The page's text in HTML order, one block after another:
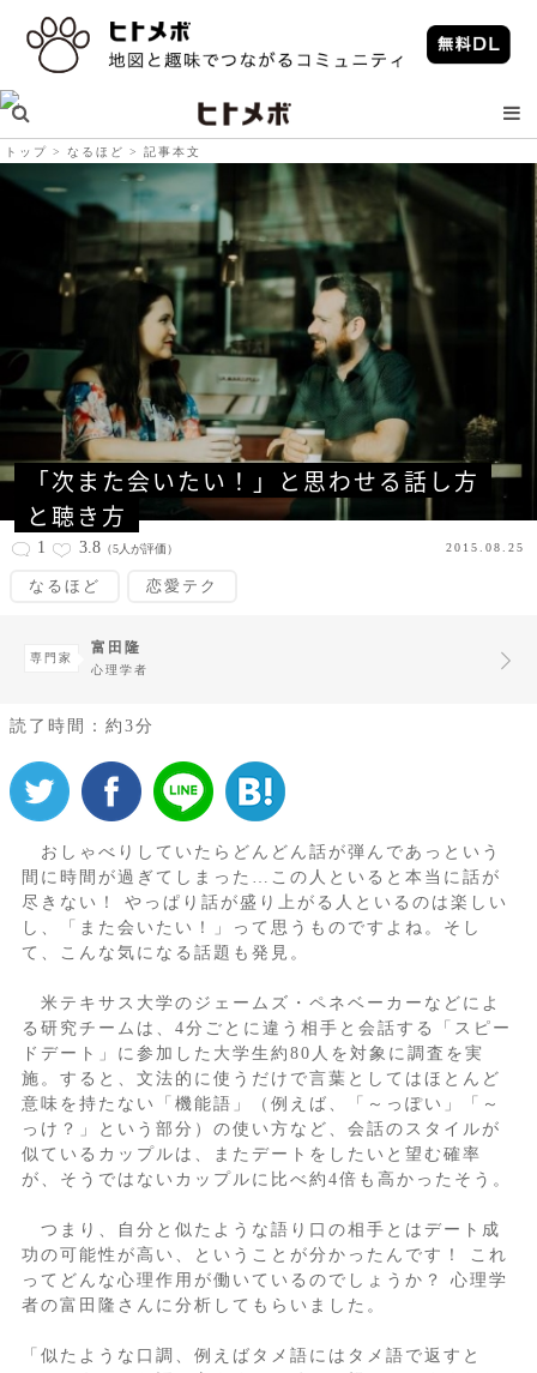
トップ なるほど 記事本文
「次また会いたい！」と思わせる話し方
と聴き方
1 3.8 （5人が評価） 2015.08.25
なるほど 恋愛テク
専門家
富田隆
心理学者
読了時間：約3分
おしゃべりしていたらどんどん話が弾んであっという
間に時間が過ぎてしまった…この人といると本当に話が
尽きない！ やっぱり話が盛り上がる人といるのは楽しい
し、「また会いたい！」って思うものですよね。そし
て、こんな気になる話題も発見。
米テキサス大学のジェームズ・ペネベーカーなどによ
る研究チームは、4分ごとに違う相手と会話する「スピー
ドデート」に参加した大学生約80人を対象に調査を実
施。すると、文法的に使うだけで言葉としてはほとんど
意味を持たない「機能語」（例えば、「～っぽい」「～
っけ？」という部分）の使い方など、会話のスタイルが
似ているカップルは、またデートをしたいと望む確率
が、そうではないカップルに比べ約4倍も高かったそう。
つまり、自分と似たような語り口の相手とはデート成
功の可能性が高い、ということが分かったんです！ これ
ってどんな心理作用が働いているのでしょうか？ 心理学
者の富田隆さんに分析してもらいました。
「似たような口調、例えばタメ語にはタメ語で返すと